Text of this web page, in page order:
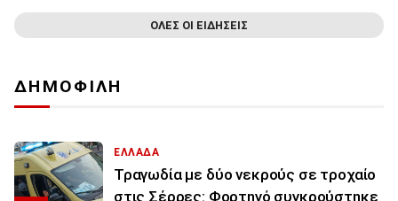
ΟΛΕΣ ΟΙ ΕΙΔΗΣΕΙΣ
ΔΗΜΟΦΙΛΗ
ΕΛΛΑΔΑ
Τραγωδία με δύο νεκρούς σε τροχαίο
στις Σέρρες: Φορτηγό συγκρούστηκε